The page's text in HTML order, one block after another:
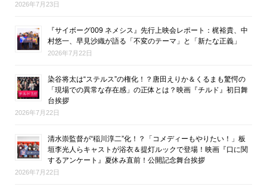
2026年7月23日
『サイボーグ009 ネメシス』先行上映会レポート：梶裕貴、中
村悠一、早見沙織が語る「不変のテーマ」と「新たな正義」
2026年7月22日
染谷将太は“ステルス”の権化！？唐田えりか＆くるまも驚愕の
「現場での異常な存在感」の正体とは？映画『チルド』初日舞
台挨拶
2026年7月22日
清水崇監督が“稲川淳二”化！？「コメディーもやりたい！」板
垣李光人らキャストが浴衣＆提灯ルックで登場！映画『口に関
するアンケート』夏休み直前！公開記念舞台挨拶
2026年7月22日